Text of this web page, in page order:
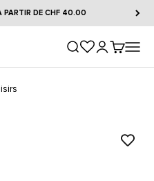
PARTIR DE CHF 40.00
Ouvrir la recherche
Ouvrir le
Voir leOuvrir